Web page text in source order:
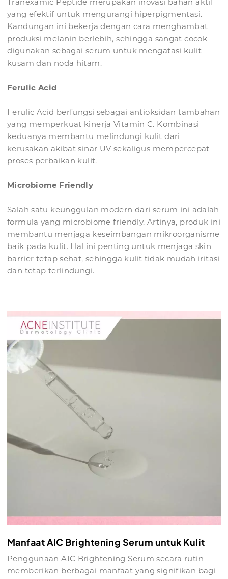
Tranexamic Peptide merupakan inovasi bahan aktif
yang efektif untuk mengurangi hiperpigmentasi.
Kandungan ini bekerja dengan cara menghambat
produksi melanin berlebih, sehingga sangat cocok
digunakan sebagai serum untuk mengatasi kulit
kusam dan noda hitam.
Ferulic Acid
Ferulic Acid berfungsi sebagai antioksidan tambahan
yang memperkuat kinerja Vitamin C. Kombinasi
keduanya membantu melindungi kulit dari
kerusakan akibat sinar UV sekaligus mempercepat
proses perbaikan kulit.
Microbiome Friendly
Salah satu keunggulan modern dari serum ini adalah
formula yang microbiome friendly. Artinya, produk ini
membantu menjaga keseimbangan mikroorganisme
baik pada kulit. Hal ini penting untuk menjaga skin
barrier tetap sehat, sehingga kulit tidak mudah iritasi
dan tetap terlindungi.
Manfaat AIC Brightening Serum untuk Kulit
Penggunaan AIC Brightening Serum secara rutin
memberikan berbagai manfaat yang signifikan bagi